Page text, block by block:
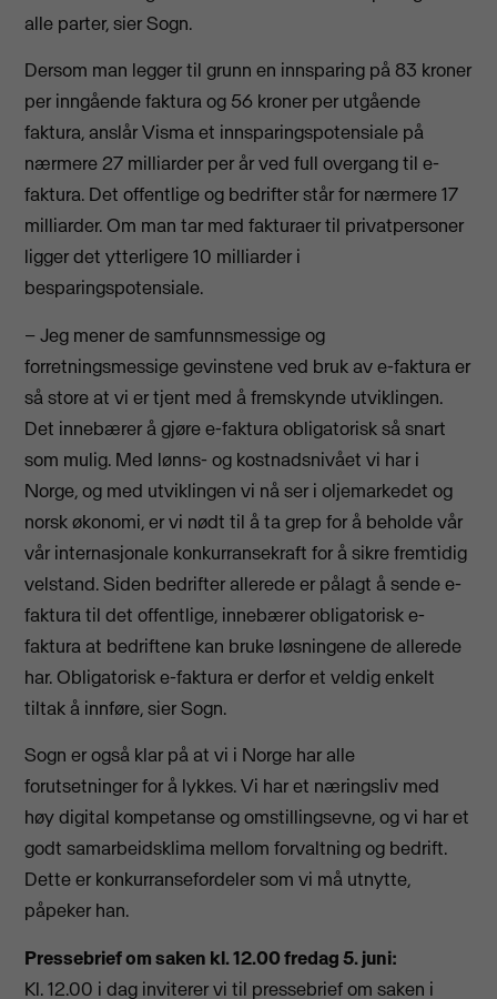
alle parter, sier Sogn.
Dersom man legger til grunn en innsparing på 83 kroner
per inngående faktura og 56 kroner per utgående
faktura, anslår Visma et innsparingspotensiale på
nærmere 27 milliarder per år ved full overgang til e-
faktura. Det offentlige og bedrifter står for nærmere 17
milliarder. Om man tar med fakturaer til privatpersoner
ligger det ytterligere 10 milliarder i
besparingspotensiale.
– Jeg mener de samfunnsmessige og
forretningsmessige gevinstene ved bruk av e-faktura er
så store at vi er tjent med å fremskynde utviklingen.
Det innebærer å gjøre e-faktura obligatorisk så snart
som mulig. Med lønns- og kostnadsnivået vi har i
Norge, og med utviklingen vi nå ser i oljemarkedet og
norsk økonomi, er vi nødt til å ta grep for å beholde vår
vår internasjonale konkurransekraft for å sikre fremtidig
velstand. Siden bedrifter allerede er pålagt å sende e-
faktura til det offentlige, innebærer obligatorisk e-
faktura at bedriftene kan bruke løsningene de allerede
har. Obligatorisk e-faktura er derfor et veldig enkelt
tiltak å innføre, sier Sogn.
Sogn er også klar på at vi i Norge har alle
forutsetninger for å lykkes. Vi har et næringsliv med
høy digital kompetanse og omstillingsevne, og vi har et
godt samarbeidsklima mellom forvaltning og bedrift.
Dette er konkurransefordeler som vi må utnytte,
påpeker han.
Pressebrief om saken kl. 12.00 fredag 5. juni:
Kl. 12.00 i dag inviterer vi til pressebrief om saken i